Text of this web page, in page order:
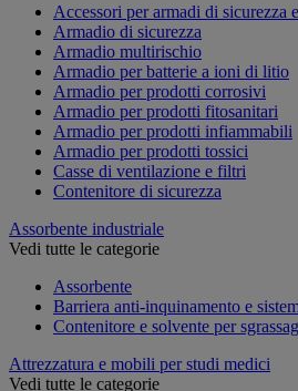
Accessori per armadi di sicurezza
Armadio di sicurezza
Armadio multirischio
Armadio per batterie a ioni di litio
Armadio per prodotti corrosivi
Armadio per prodotti fitosanitari
Armadio per prodotti infiammabili
Armadio per prodotti tossici
Casse di ventilazione e filtri
Contenitore di sicurezza
Assorbente industriale
Vedi tutte le categorie
Assorbente
Barriera anti-inquinamento e
Contenitore e solvente per
Attrezzatura e mobili per studi medici
Vedi tutte le categorie